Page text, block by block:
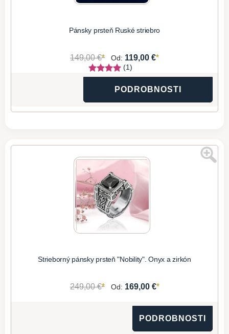
Pánsky prsteň Ruské striebro
149,00 €* Od: 119,00 €*
(1)
PODROBNOSTI
Strieborný pánsky prsteň "Nobility". Onyx a zirkón
249,00 €* Od: 169,00 €*
PODROBNOSTI